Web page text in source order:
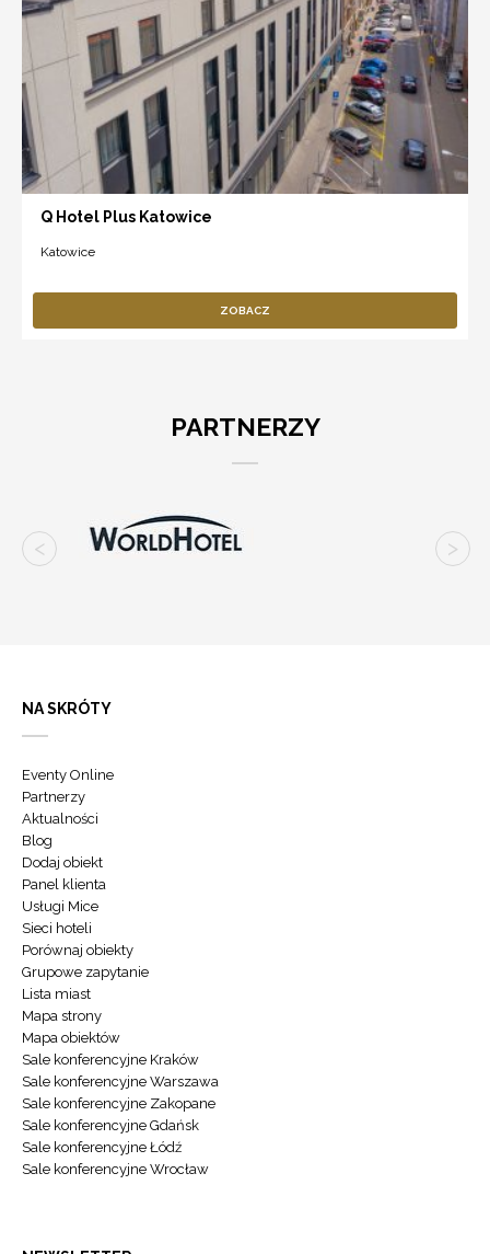
Q Hotel Plus Katowice
Katowice
ZOBACZ
PARTNERZY
NA SKRÓTY
Eventy Online
Partnerzy
Aktualności
Blog
Dodaj obiekt
Panel klienta
Usługi Mice
Sieci hoteli
Porównaj obiekty
Grupowe zapytanie
Lista miast
Mapa strony
Mapa obiektów
Sale konferencyjne Kraków
Sale konferencyjne Warszawa
Sale konferencyjne Zakopane
Sale konferencyjne Gdańsk
Sale konferencyjne Łódź
Sale konferencyjne Wrocław